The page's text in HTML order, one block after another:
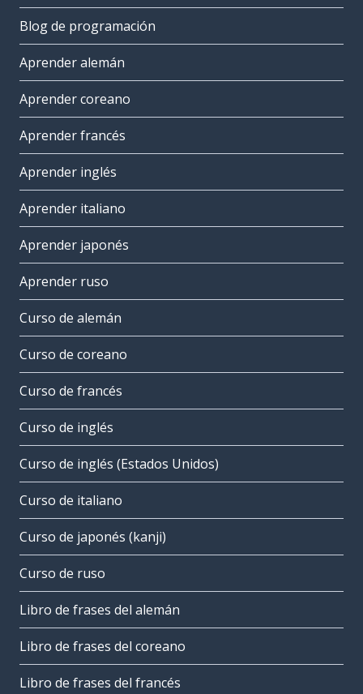
Blog de programación
Aprender alemán
Aprender coreano
Aprender francés
Aprender inglés
Aprender italiano
Aprender japonés
Aprender ruso
Curso de alemán
Curso de coreano
Curso de francés
Curso de inglés
Curso de inglés (Estados Unidos)
Curso de italiano
Curso de japonés (kanji)
Curso de ruso
Libro de frases del alemán
Libro de frases del coreano
Libro de frases del francés